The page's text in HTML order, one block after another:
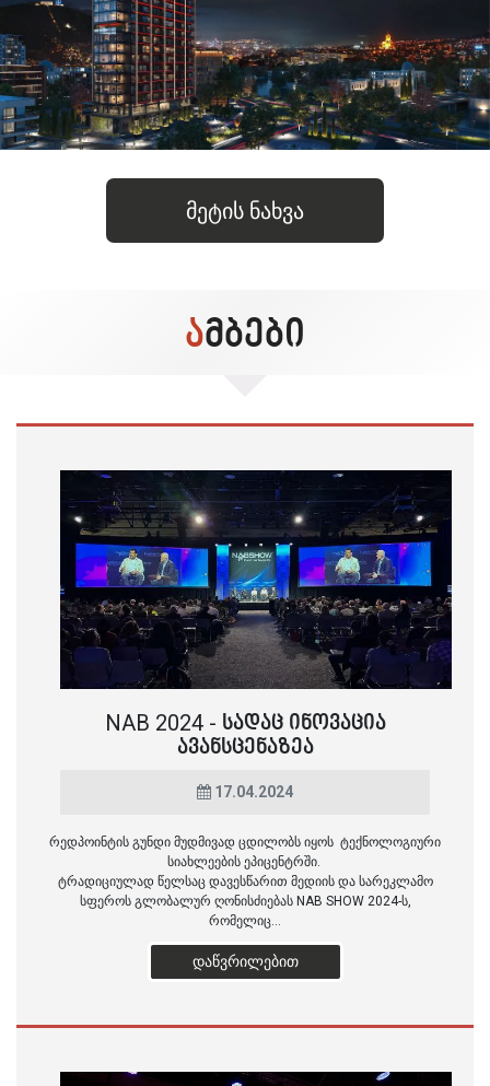
ᲛᲔᲢᲘᲡ ᲜᲐᲮᲕᲐ
ᲐᲛᲑᲔᲑᲘ
NAB 2024 - ᲡᲐᲓᲐᲪ ᲘᲜᲝᲕᲐᲪᲘᲐ
ᲐᲕᲐᲜᲡᲪᲔᲜᲐᲖᲔᲐ
17.04.2024
რედპოინტის გუნდი მუდმივად ცდილობს იყოს ტექნოლოგიური
სიახლეების ეპიცენტრში.
ტრადიციულად წელსაც დავესწარით მედიის და სარეკლამო
სფეროს გლობალურ ღონისძიებას NAB SHOW 2024-ს,
რომელიც...
ᲓᲐᲬᲕᲠᲘᲚᲔᲑᲘᲗ